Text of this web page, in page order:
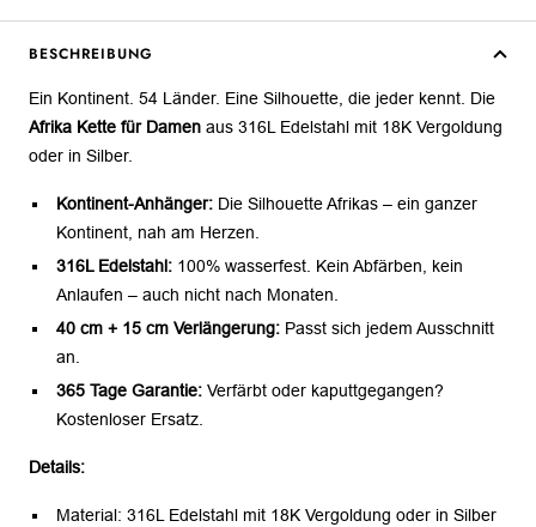
BESCHREIBUNG
Ein Kontinent. 54 Länder. Eine Silhouette, die jeder kennt. Die
Afrika Kette für Damen aus 316L Edelstahl mit 18K Vergoldung
oder in Silber.
Kontinent-Anhänger:Die Silhouette Afrikas – ein ganzer
Kontinent, nah am Herzen.
316L Edelstahl:100% wasserfest. Kein Abfärben, kein
Anlaufen – auch nicht nach Monaten.
40 cm + 15 cm Verlängerung:Passt sich jedem Ausschnitt
an.
365 Tage Garantie:Verfärbt oder kaputtgegangen?
Kostenloser Ersatz.
Details:
Material: 316L Edelstahl mit 18K Vergoldung oder in Silber